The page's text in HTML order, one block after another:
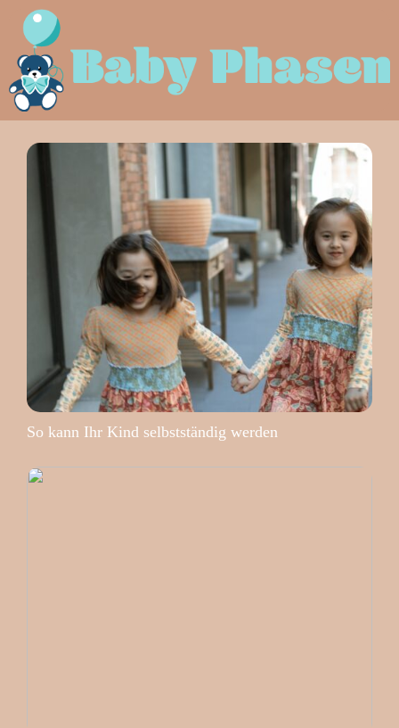
So kann Ihr Kind selbstständig werden